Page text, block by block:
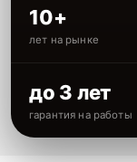
10+
лет на рынке
до 3 лет
гарантия на работы